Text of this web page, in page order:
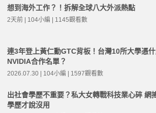
想到海外工作？！拆解全球八大外派熱點
2天前 | 104小編 | 1145觀看數
連3年登上黃仁勳GTC背板！台灣10所大學憑
NVIDIA合作名單？
2026.07.30 | 104小編 | 1597觀看數
出社會學歷不重要？私大女轉戰科技業心碎 網
學歷才說沒用